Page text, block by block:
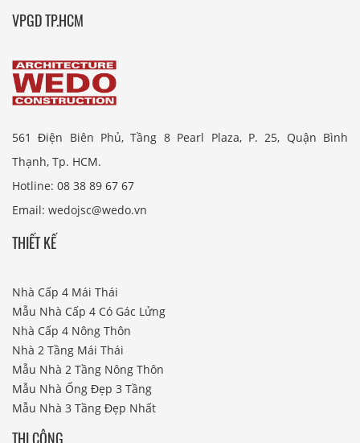
VPGD TP.HCM
561 Điện Biên Phủ, Tầng 8 Pearl Plaza, P. 25, Quận Bình
Thạnh, Tp. HCM.
Hotline: 08 38 89 67 67
Email: wedojsc@wedo.vn
THIẾT KẾ
Nhà Cấp 4 Mái Thái
Mẫu Nhà Cấp 4 Có Gác Lửng
Nhà Cấp 4 Nông Thôn
Nhà 2 Tầng Mái Thái
Mẫu Nhà 2 Tầng Nông Thôn
Mẫu Nhà Ống Đẹp 3 Tầng
Mẫu Nhà 3 Tầng Đẹp Nhất
THI CÔNG